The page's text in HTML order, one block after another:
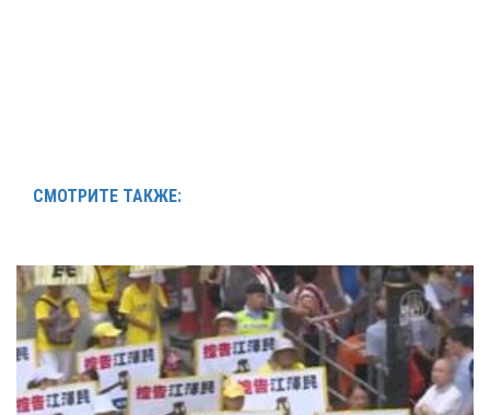
СМОТРИТЕ ТАКЖЕ: